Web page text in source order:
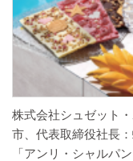
株式会社シュゼット
市、代表取締役社長
「アンリ・シャルパ